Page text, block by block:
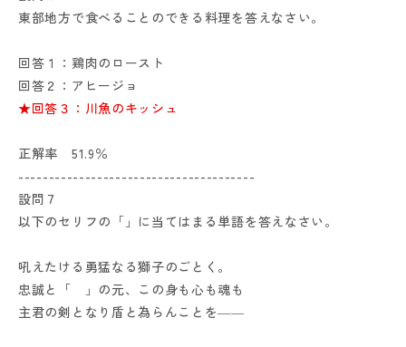
東部地方で食べることのできる料理を答えなさい。
回答１：鶏肉のロースト
回答２：アヒージョ
★回答３：川魚のキッシュ
正解率 51.9％
---------------------------------------
設問７
以下のセリフの「」に当てはまる単語を答えなさい。
吼えたける勇猛なる獅子のごとく。
忠誠と「 」の元、この身も心も魂も
主君の剣となり盾と為らんことを――